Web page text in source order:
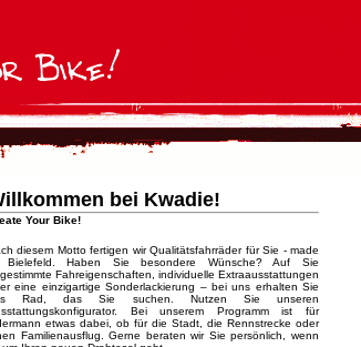
bei Kwadie!
Your Bike!
diesem Motto fertigen wir Qualitätsfahrräder für Sie - made
Haben Sie besondere Wünsche? Auf Sie
Fahreigenschaften, individuelle Extra­aus­stat­tungen
eine einzigartige Sonderlackierung – bei uns erhalten Sie
Rad, das Sie suchen. Nutzen Sie unseren
Bei unserem Programm ist für
etwas dabei, ob für die Stadt, die Rennstrecke oder
Familienausflug. Gerne beraten wir Sie persönlich, wenn